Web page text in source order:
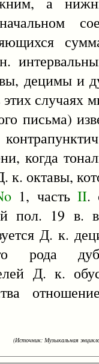
децимы и
случаях
письма)
когда
к. октавы,
1, часть II.
пол. 19 в.
Д. к.
рода
Д. к.
(Источник: Музыкальная